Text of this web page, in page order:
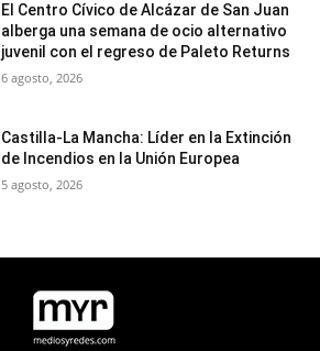
El Centro Cívico de Alcázar de San Juan
alberga una semana de ocio alternativo
juvenil con el regreso de Paleto Returns
6 agosto, 2026
Castilla-La Mancha: Líder en la Extinción
de Incendios en la Unión Europea
5 agosto, 2026